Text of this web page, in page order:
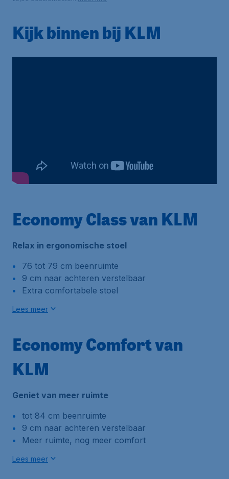
Kijk binnen bij KLM
Economy Class van KLM
Relax in ergonomische stoel
76 tot 79 cm beenruimte
9 cm naar achteren verstelbaar
Extra comfortabele stoel
Lees meer
Economy Comfort van
KLM
Geniet van meer ruimte
tot 84 cm beenruimte
9 cm naar achteren verstelbaar
Meer ruimte, nog meer comfort
Lees meer